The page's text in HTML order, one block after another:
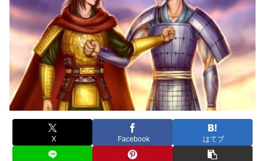
X Facebook はてブ